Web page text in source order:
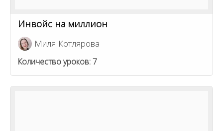
Инвойс на миллион
Миля Котлярова
Количество уроков:7